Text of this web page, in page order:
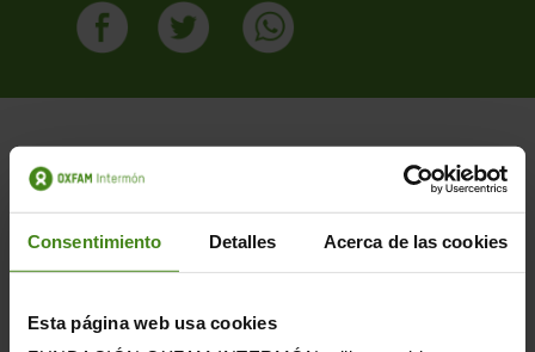
Consentimiento Detalles Acerca de las cookies
Esta página web usa cookies
Publicacions Relacionades